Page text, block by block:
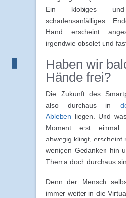
Ein klobiges
schadensanfälliges
Hand erscheint
irgendwie obsolet und
Haben wir
Hände frei?
Die Zukunft des
also durchaus in
Ableben liegen. Und
Moment erst einmal
abwegig klingt, erscheint
wenigen Gedanken hin
Thema doch durchaus
Denn der Mensch
immer weiter in die